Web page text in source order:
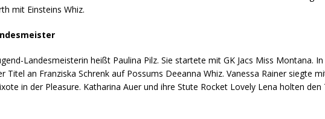
mit Einsteins Whiz.
Landesmeisterin heißt Paulina Pilz. Sie startete mit GK Jacs Miss Montana.
Titel an Franziska Schrenk auf Possums Deeanna Whiz. Vanessa Rainer siegte
in der Pleasure. Katharina Auer und ihre Stute Rocket Lovely Lena holten den